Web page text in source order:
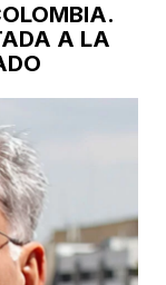
A LA